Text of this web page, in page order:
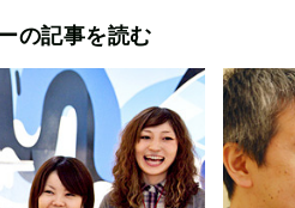
の記事を読む